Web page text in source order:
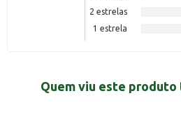
2 estrelas
1 estrela
Quem viu este